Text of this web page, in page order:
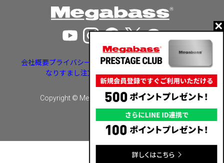
会社概要プライバシーポリシー特定商取引法に基づく表示
なりすまし注文・いたずら注文等への対応
Copyright © Megabass inc. All rights reserved.